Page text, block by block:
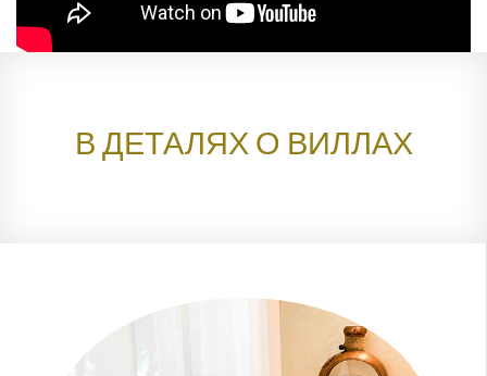
В ДЕТАЛЯХ О ВИЛЛАХ